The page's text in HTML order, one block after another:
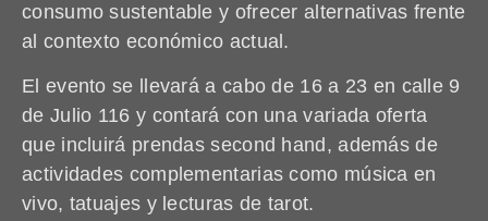
consumo sustentable y ofrecer alternativas frente
al contexto económico actual.
El evento se llevará a cabo de 16 a 23 en calle 9
de Julio 116 y contará con una variada oferta
que incluirá prendas second hand, además de
actividades complementarias como música en
vivo, tatuajes y lecturas de tarot.